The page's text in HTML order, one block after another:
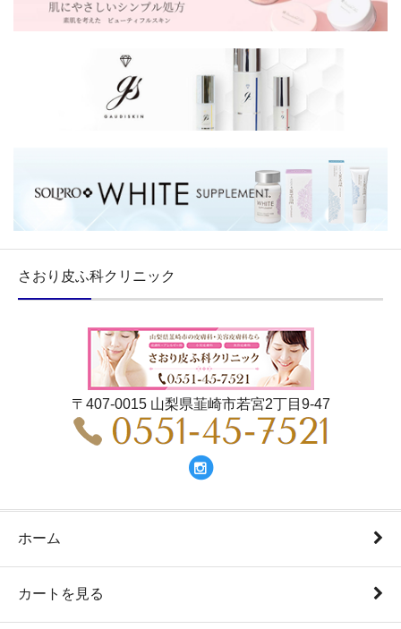
さおり皮ふ科クリニック
〒407-0015 山梨県韮崎市若宮2丁目9-47
ホーム
カートを見る